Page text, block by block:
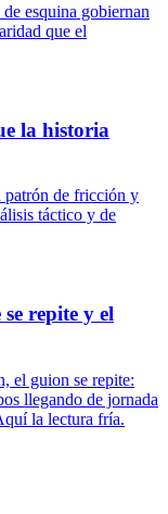
esquina gobiernan
que el
la historia
patrón de fricción y
táctico y de
repite y el
el guion se repite:
llegando de jornada
la lectura fría.